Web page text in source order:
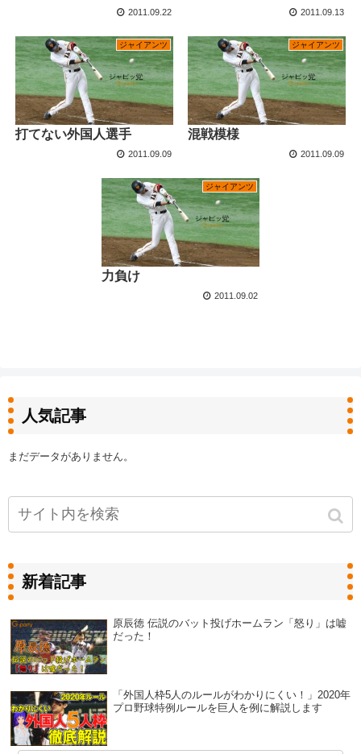
2011.09.22 2011.09.13
ジャイアンツ
打てない外国人選手
2011.09.09
ジャイアンツ
混戦模様
2011.09.09
ジャイアンツ
力負け
2011.09.02
人気記事
まだデータがありません。
新着記事
原辰徳 伝説のバット投げホームラン「怒り」は嘘
だった！
「外国人枠5人のルールがわかりにくい！」2020年
プロ野球特例ルールを巨人を例に解説します